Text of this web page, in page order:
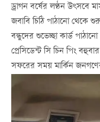
ড্রাগন বর্ষের লণ্ঠন উৎসবে
জবাবি চিঠি পাঠানো
বন্ধুদের শুভেচ্ছা কার্ড
প্রেসিডেন্ট সি চিন পিং
সফরের সময় মার্কিন